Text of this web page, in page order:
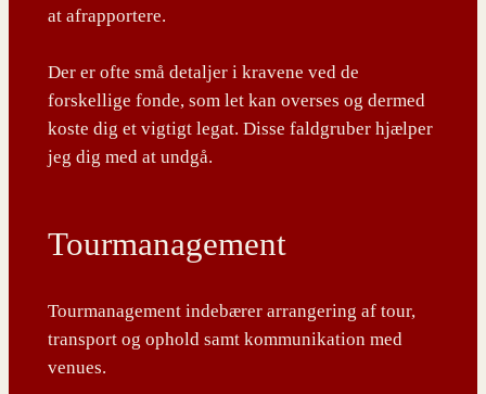
at afrapportere.
Der er ofte små detaljer i kravene ved de
forskellige fonde, som let kan overses og dermed
koste dig et vigtigt legat. Disse faldgruber hjælper
jeg dig med at undgå.
Tourmanagement
Tourmanagement indebærer arrangering af tour,
transport og ophold samt kommunikation med
venues.